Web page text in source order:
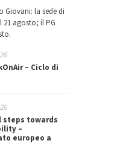
Giovani: la sede di
21 agosto; il PG
– Ciclo di
steps towards
–
europeo a